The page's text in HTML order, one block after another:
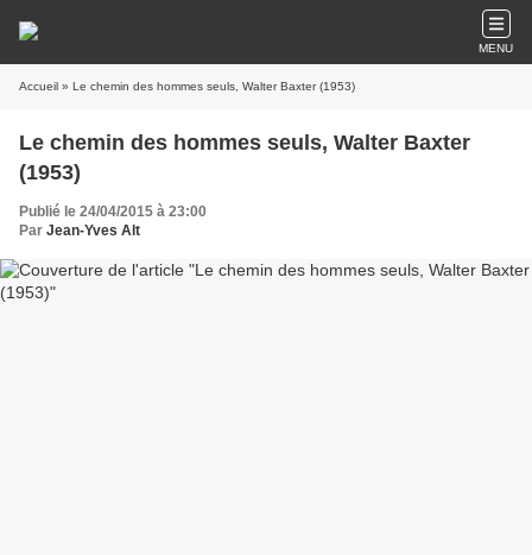
MENU
Accueil » Le chemin des hommes seuls, Walter Baxter (1953)
Le chemin des hommes seuls, Walter Baxter
(1953)
Publié le 24/04/2015 à 23:00
Par Jean-Yves Alt